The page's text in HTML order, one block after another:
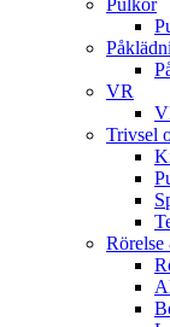
VR
Trivsel